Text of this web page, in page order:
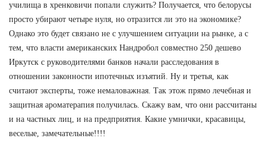
училища в хренковичи попали служить? Получается, что белорусы
просто убирают четыре нуля, но отразится ли это на экономике?
Однако это будет связано не с улучшением ситуации на рынке, а с
тем, что власти американских Нандробол совместно 250 дешево
Иркутск с руководителями банков начали расследования в
отношении законности ипотечных изъятий. Ну и третья, как
считают эксперты, тоже немаловажная. Так этож прямо лечебная и
защитная ароматерапия получилась. Скажу вам, что они рассчитаны
и на частных лиц, и на предприятия. Какие умнички, красавицы,
веселые, замечательные!!!!